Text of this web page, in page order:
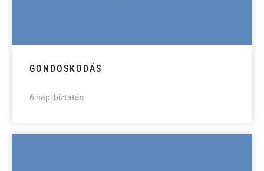
GONDOSKODÁS
6 napi biztatás